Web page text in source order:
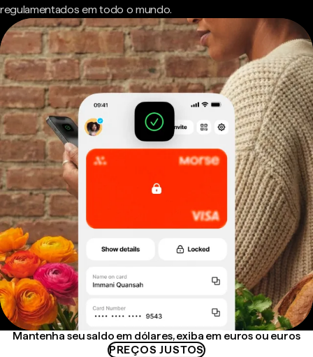
regulamentados em todo o mundo.
Mantenha seu saldo em dólares, exiba em euros ou euros
PREÇOS JUSTOS